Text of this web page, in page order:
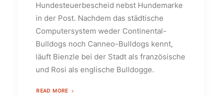
Hundesteuerbescheid nebst Hundemarke
in der Post. Nachdem das städtische
Computersystem weder Continental-
Bulldogs noch Canneo-Bulldogs kennt,
läuft Bienzle bei der Stadt als französische
und Rosi als englische Bulldogge.
READ MORE